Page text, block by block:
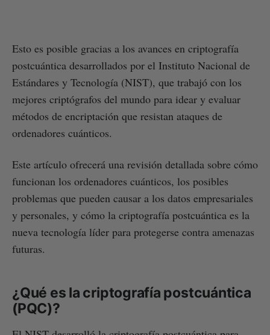
Esto es posible gracias a los avances en criptografía
postcuántica desarrollados por el Instituto Nacional de
Estándares y Tecnología (NIST), que trabajó con los
mejores criptógrafos del mundo para idear y evaluar
métodos de encriptación que resistan ataques de
ordenadores cuánticos.
Este artículo ofrecerá una revisión detallada sobre cómo
funcionan los ordenadores cuánticos, los posibles
problemas que pueden causar a los datos empresariales
y personales, y cómo la criptografía postcuántica es la
nueva tecnología líder para protegerse contra amenazas
futuras.
¿Qué es la criptografía postcuántica
(PQC)?